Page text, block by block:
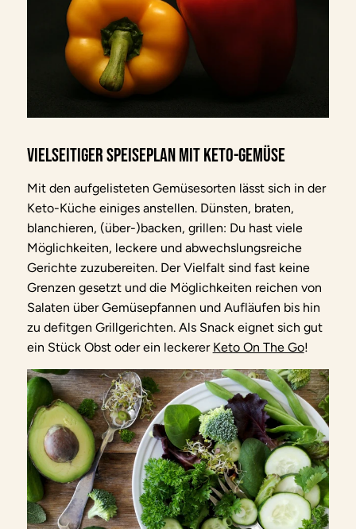
Vielseitiger Speiseplan mit Keto-Gemüse
Mit den aufgelisteten Gemüsesorten lässt sich in der
Keto-Küche einiges anstellen. Dünsten, braten,
blanchieren, (über-)backen, grillen: Du hast viele
Möglichkeiten, leckere und abwechslungsreiche
Gerichte zuzubereiten. Der Vielfalt sind fast keine
Grenzen gesetzt und die Möglichkeiten reichen von
Salaten über Gemüsepfannen und Aufläufen bis hin
zu defitgen Grillgerichten. Als Snack eignet sich gut
ein Stück Obst oder ein leckerer Keto On The Go!